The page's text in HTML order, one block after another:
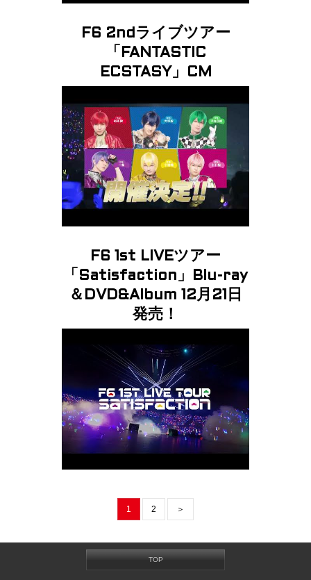
F6 2ndライブツアー
「FANTASTIC
ECSTASY」CM
F6 1st LIVEツアー
「Satisfaction」Blu-ray
＆DVD&Album 12月21日
発売！
1 2 ＞
TOP